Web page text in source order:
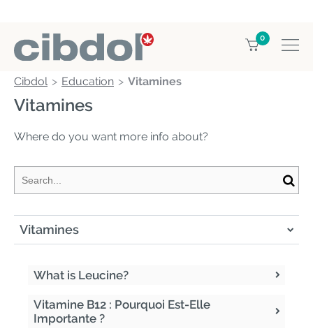
0
Cibdol Education Vitamines
Vitamines
Where do you want more info about?
Vitamines
What is Leucine?
Vitamine B12 : Pourquoi Est-Elle
Importante ?